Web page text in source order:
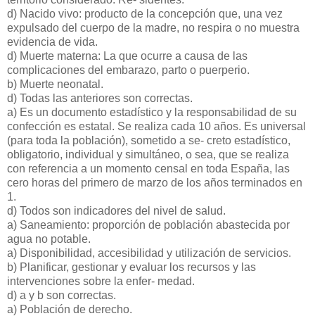
d) Nacido vivo: producto de la concepción que, una vez
expulsado del cuerpo de la madre, no respira o no muestra
evidencia de vida.
d) Muerte materna: La que ocurre a causa de las
complicaciones del embarazo, parto o puerperio.
b) Muerte neonatal.
d) Todas las anteriores son correctas.
a) Es un documento estadístico y la responsabilidad de su
confección es estatal. Se realiza cada 10 años. Es universal
(para toda la población), sometido a se- creto estadístico,
obligatorio, individual y simultáneo, o sea, que se realiza
con referencia a un momento censal en toda España, las
cero horas del primero de marzo de los años terminados en
1.
d) Todos son indicadores del nivel de salud.
a) Saneamiento: proporción de población abastecida por
agua no potable.
a) Disponibilidad, accesibilidad y utilización de servicios.
b) Planificar, gestionar y evaluar los recursos y las
intervenciones sobre la enfer- medad.
d) a y b son correctas.
a) Población de derecho.